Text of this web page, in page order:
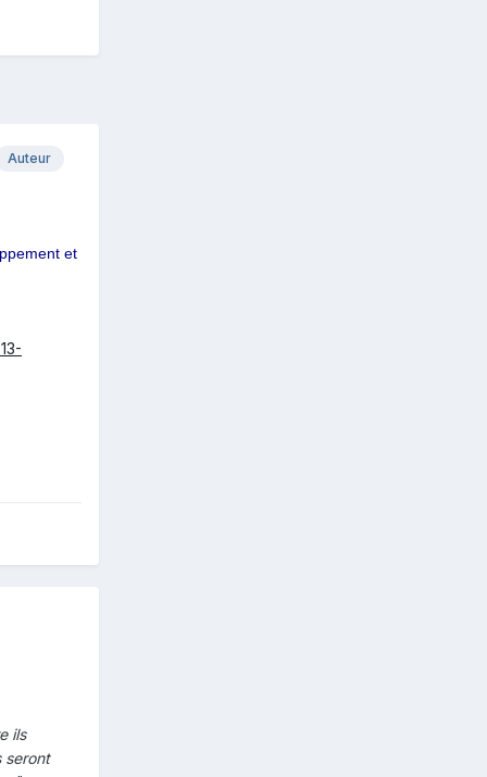
Auteur
et
ils
seront